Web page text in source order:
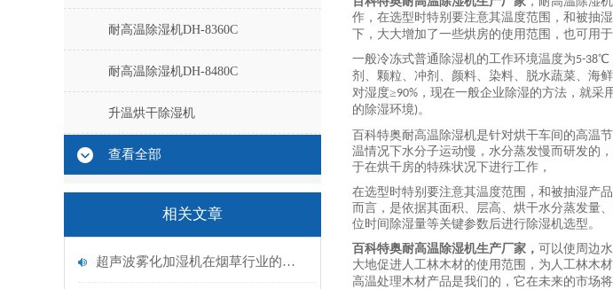
耐高温除湿机DH-8360C
耐高温除湿机DH-8480C
升温烘干除湿机
查看全部
相关文章
超声波雾化加湿机在烟草行业的应用
作，在选型时特别要注意其温度范围，和被抽
下，大大增加了一些烘房的使用范围，也可用
一般冷冻式普通除湿机的工作环境温度为5-38℃
剂、颗粒、冲剂、颜料、染料、脱水蔬菜、海
对湿度≥90% ，现在一般企业除湿的方法，就
的除湿环境)。
百科特奥耐高温除湿机是针对烘干车间的高温
温情况下水分子运动慢，水分蒸发慢而研发的
于在烘干房的特殊状况下进行工作，
在选型时特别要注意其温度范围，和被抽湿产
而言，是依据其面积、层高、烘干水分蒸发量
位时间除湿量等关键参数后进行除湿机选型。
百科特奥耐高温除湿机生产厂家 ， 可以使周边
大地促进人工林木材的使用范围，为人工林木
高温处理木材产品是我们的，它在未来的市场将